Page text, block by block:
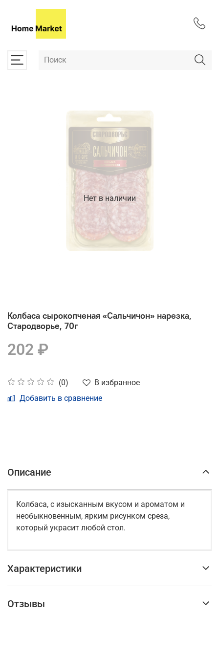
Нет в наличии
Колбаса сырокопченая «Сальчичон» нарезка,
Стародворье, 70г
(0)
В избранное
Добавить в сравнение
202 ₽
Описание
Колбаса, с изысканным вкусом и ароматом и
необыкновенным, ярким рисунком среза,
который украсит любой стол.
Характеристики
Отзывы